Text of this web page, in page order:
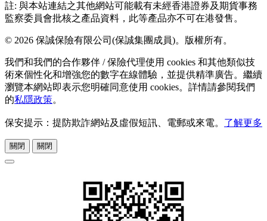
註: 與本站連結之其他網站可能載有未經香港證券及期貨事務
監察委員會批核之產品資料，此等產品亦不可在港發售。
© 2026 保誠保險有限公司(保誠集團成員)。版權所有。
我們和我們的合作夥伴 / 保險代理使用 cookies 和其他類似技
術來個性化和增強您的數字在線體驗，並提供精準廣告。繼續
瀏覽本網站即表示您明確同意使用 cookies。詳情請參閱我們
的私隱政策。
保安提示：提防欺詐網站及虛假短訊、電郵或來電。 了解更多
關閉 關閉